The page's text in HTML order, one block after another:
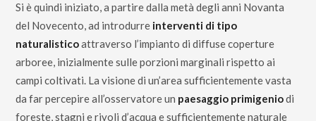
Si è quindi iniziato, a partire dalla metà degli anni Novanta
del Novecento, ad introdurre interventi di tipo
naturalisticoattraverso l’impianto di diffuse coperture
arboree, inizialmente sulle porzioni marginali rispetto ai
campi coltivati. La visione di un’area sufficientemente vasta
da far percepire all’osservatore un paesaggio primigeniodi
foreste, stagni e rivoli d’acqua e sufficientemente naturale